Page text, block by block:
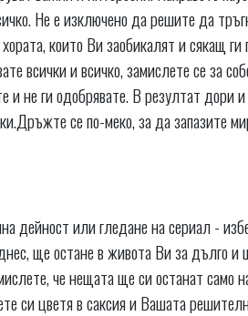
Не е изключено да решите да
които Ви заобикалят и сякащ ги
всички и всичко, замислете се за
и не ги одобрявате. В резултат дори
се по-меко, за да запазите
дейност или гледане на сериал -
ще остане в живота Ви за дълго и
че нещата ще си останат
си цветя в саксия и Вашата